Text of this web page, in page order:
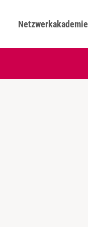
Netzwerkakademie